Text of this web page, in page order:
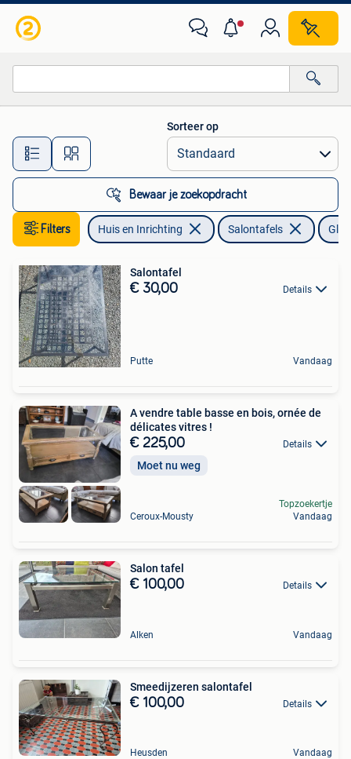
Alle afstanden…
Sorteer op
Bewaar je zoekopdracht
Filters Huis en Inrichting Salontafels Glas
Salontafel
€ 30,00 Details
Putte Vandaag
A vendre table basse en bois, ornée de
délicates vitres !
€ 225,00 Details
Moet nu weg
Ceroux-Mousty
Topzoekertje
Vandaag
Salon tafel
€ 100,00 Details
Alken Vandaag
Smeedijzeren salontafel
€ 100,00 Details
Heusden Vandaag